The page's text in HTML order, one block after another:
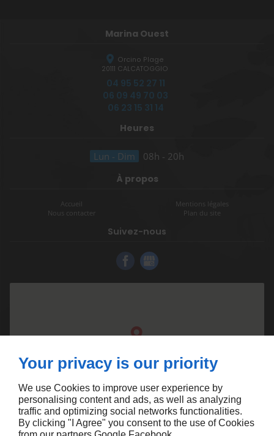
Marina Ouest
Orcino Plage
20111 CALCATOGGIO
04 95 52 27 11
06 09 49 70 03
06 23 15 31 14
Heures
Lun - Dim
08h - 20h
À propos
Accueil
Nous contacter
Mentions légales
Plan du site
Suivez-nous
Your privacy is our priority
We use Cookies to improve user experience by
personalising content and ads, as well as analyzing
traffic and optimizing social networks functionalities.
By clicking "I Agree" you consent to the use of Cookies